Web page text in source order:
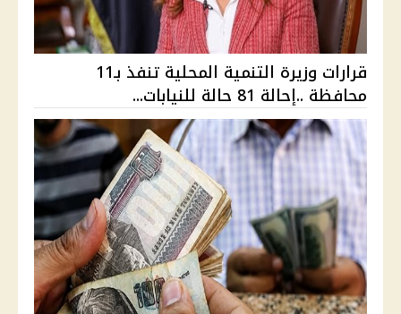
قرارات وزيرة التنمية المحلية تنفذ بـ11
محافظة ..إحالة 81 حالة للنيابات...